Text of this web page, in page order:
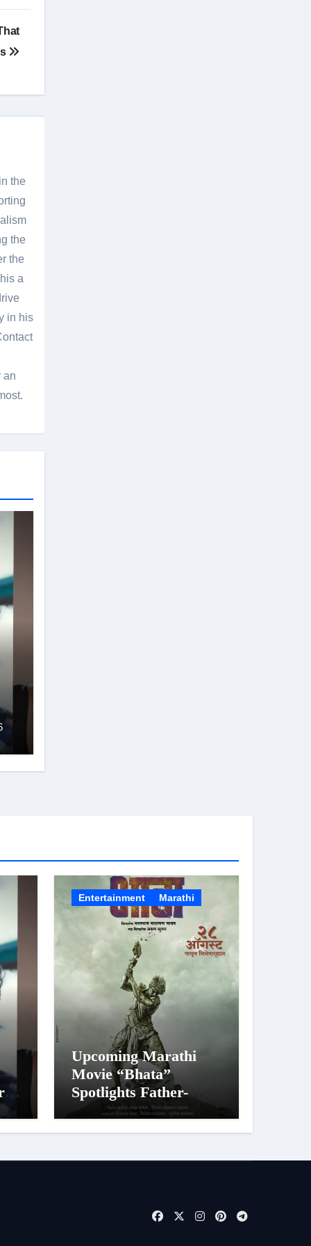
the
the
the
a
in his
an
of
Entertainment Marathi
Upcoming Marathi
Movie “Bhata”
Spotlights Father-
Daughter Bond and
Beldar Community’s
Unveiled